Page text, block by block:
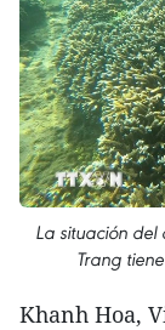
La situación del
Trang
Khanh Hoa,